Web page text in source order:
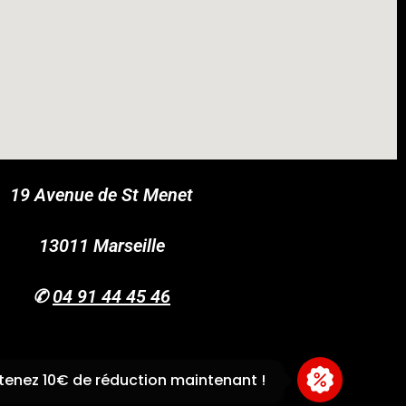
19 Avenue de St Menet
13011 Marseille
✆04 91 44 45 46
10€ de réduction maintenant !